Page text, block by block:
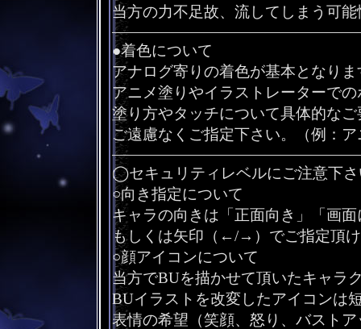
当方の力不足故、流してしまう可
●着色について
アナログ寄りの着色が基本となりま
アニメ塗りやイラストレーターで
塗り方やタッチについて具体的な
ご遠慮なくご指定下さい。（例：
◯セキュリティレベルにご注意下さ
○向き指定について
キャラの向きは「正面向き」「画
もしくは矢印（←/→）でご指定頂
○顔アイコンについて
当方でBUを描かせて頂いたキャラ
BUイラストを改変したアイコンは
表情の希望（笑顔、怒り、バスト